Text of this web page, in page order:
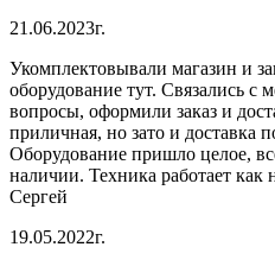
21.06.2023г.
Укомплектовывали магазин и
оборудование тут. Связались с
вопросы, оформили заказ и
приличная, но зато и доставка
Оборудование пришло целое,
наличии. Техника работает как
Cергей
19.05.2022г.